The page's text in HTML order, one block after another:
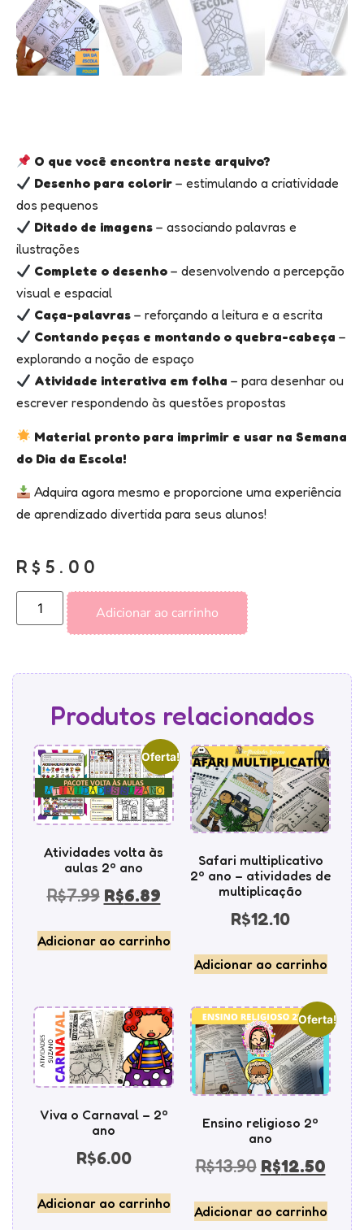
O que você encontra neste arquivo?
Desenho para colorir – estimulando a criatividade
dos pequenos
Ditado de imagens – associando palavras e
ilustrações
Complete o desenho – desenvolvendo a percepção
visual e espacial
Caça-palavras – reforçando a leitura e a escrita
Contando peças e montando o quebra-cabeça –
explorando a noção de espaço
Atividade interativa em folha – para desenhar ou
escrever respondendo às questões propostas
Material pronto para imprimir e usar na Semana
do Dia da Escola!
Adquira agora mesmo e proporcione uma experiência
de aprendizado divertida para seus alunos!
R$ 5.00
Adicionar ao carrinho
Produtos relacionados
Oferta!
Atividades volta às
aulas 2º ano
R$7.99 R$6.89
Adicionar ao carrinho
Safari multiplicativo
2º ano – atividades de
multiplicação
R$12.10
Adicionar ao carrinho
Viva o Carnaval – 2º
ano
R$6.00
Adicionar ao carrinho
Oferta!
Ensino religioso 2º
ano
R$13.90 R$12.50
Adicionar ao carrinho